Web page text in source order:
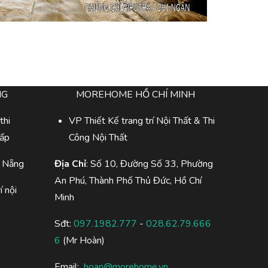
nội
MOREHOME HỒ CHÍ MINH
VP Thiết Kế trang trí Nội Thất & Thi
Công Nội Thất
Địa Chỉ: Số 10, Đường Số 33, Phường
An Phú, Thành Phố Thủ Đức, Hồ Chí
Minh
Sđt: 097.1982.777 - 028.62.79.666
6 (Mr Hoàn)